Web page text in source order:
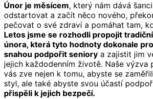
Únor je měsícem, který nám dává
odstartovat a začít něco nového,
pečovat o své zdraví a pomáhat tam,
Letos jsme se rozhodli propojit
února, která tyto hodnoty dokonale
snahou podpořit seniory a zajistit jim
jejich každodenním životě. Naše výzva
vás zve nejen k tomu, abyste se
styl, ale také abyste svou účastí
přispěli k jejich bezpečí.